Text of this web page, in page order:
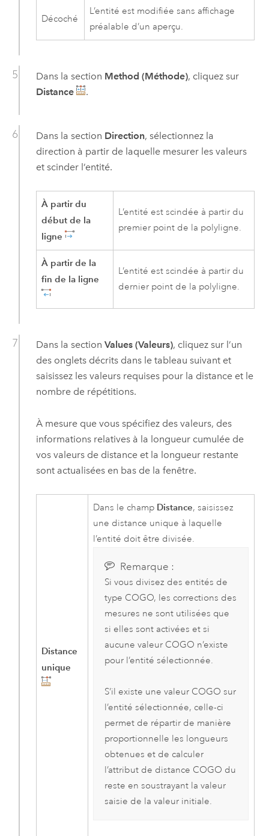
Décoché
L’entité est modifiée sans affichage
préalable d’un aperçu.
Dans la section Method (Méthode), cliquez sur
Distance
.
Dans la section Direction, sélectionnez la
direction à partir de laquelle mesurer les valeurs
et scinder l’entité.
À partir du
début de la
ligne
L’entité est scindée à partir du
premier point de la polyligne.
À partir de la
fin de la ligne
L’entité est scindée à partir du
dernier point de la polyligne.
Dans la section Values (Valeurs), cliquez sur l’un
des onglets décrits dans le tableau suivant et
saisissez les valeurs requises pour la distance et le
nombre de répétitions.
À mesure que vous spécifiez des valeurs, des
informations relatives à la longueur cumulée de
vos valeurs de distance et la longueur restante
sont actualisées en bas de la fenêtre.
Distance
unique
Dans le champ Distance, saisissez
une distance unique à laquelle
l’entité doit être divisée.
Remarque :
Si vous divisez des entités de
type COGO, les corrections des
mesures ne sont utilisées que
si elles sont activées et si
aucune valeur COGO n’existe
pour l’entité sélectionnée.
S’il existe une valeur COGO sur
l’entité sélectionnée, celle-ci
permet de répartir de manière
proportionnelle les longueurs
obtenues et de calculer
l’attribut de distance COGO du
reste en soustrayant la valeur
saisie de la valeur initiale.